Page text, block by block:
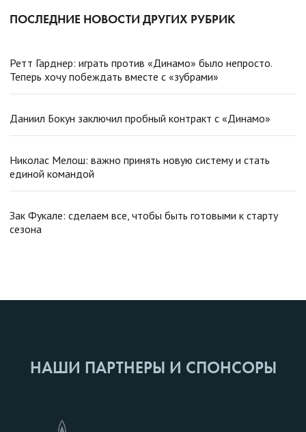
ПОСЛЕДНИЕ НОВОСТИ ДРУГИХ РУБРИК
Ретт Гарднер: играть против «Динамо» было непросто.
Теперь хочу побеждать вместе с «зубрами»
Даниил Бокун заключил пробный контракт с «Динамо»
Николас Мелош: важно принять новую систему и стать
единой командой
Зак Фукале: сделаем все, чтобы быть готовыми к старту
сезона
НАШИ ПАРТНЕРЫ И СПОНСОРЫ